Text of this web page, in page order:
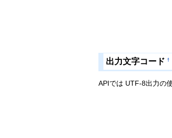
出力文字コード †
APIでは UTF-8出力の